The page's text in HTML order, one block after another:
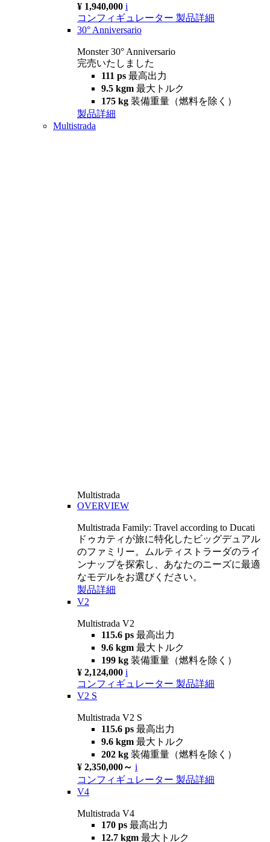
¥ 1,940,000 i
コンフィギュレーター 製品詳細
30° Anniversario
Monster 30° Anniversario
完売いたしました
111 ps 最高出力
9.5 kgm 最大トルク
175 kg 装備重量（燃料を除く）
製品詳細
Multistrada
Multistrada
OVERVIEW
Multistrada Family: Travel according to Ducati
ドゥカティが旅に特化したビッグデュアル
のファミリー。ムルティストラーダのライ
ンナップを探索し、あなたのニーズに最適
なモデルをお選びください。
製品詳細
V2
Multistrada V2
115.6 ps 最高出力
9.6 kgm 最大トルク
199 kg 装備重量（燃料を除く）
¥ 2,124,000 i
コンフィギュレーター 製品詳細
V2 S
Multistrada V2 S
115.6 ps 最高出力
9.6 kgm 最大トルク
202 kg 装備重量（燃料を除く）
¥ 2,350,000～ i
コンフィギュレーター 製品詳細
V4
Multistrada V4
170 ps 最高出力
12.7 kgm 最大トルク